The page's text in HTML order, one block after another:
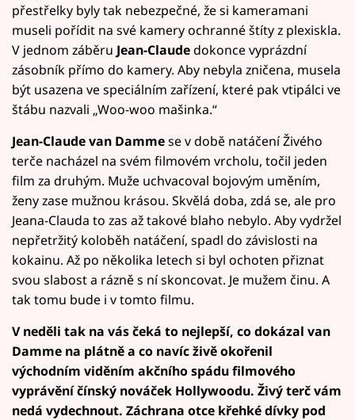
přestřelky byly tak nebezpečné, že si kameramani
museli pořídit na své kamery ochranné štíty z plexiskla.
V jednom záběru Jean-Claudedokonce vyprázdní
zásobník přímo do kamery. Aby nebyla zničena, musela
být usazena ve speciálním zařízení, které pak vtipálci ve
štábu nazvali „Woo-woo mašinka.“
Jean-Claude van Dammese v době natáčení Živého
terče nacházel na svém filmovém vrcholu, točil jeden
film za druhým. Muže uchvacoval bojovým uměním,
ženy zase mužnou krásou. Skvělá doba, zdá se, ale pro
Jeana-Clauda to zas až takové blaho nebylo. Aby vydržel
nepřetržitý koloběh natáčení, spadl do závislosti na
kokainu. Až po několika letech si byl ochoten přiznat
svou slabost a rázně s ní skoncovat. Je mužem činu. A
tak tomu bude i v tomto filmu.
V neděli tak na vás čeká to nejlepší, co dokázal van
Damme na plátně a co navíc živě okořenil
východním viděním akčního spádu filmového
vyprávění čínský nováček Hollywoodu. Živý terč vám
nedá vydechnout. Záchrana otce křehké dívky pod